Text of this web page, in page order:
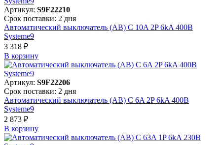
Артикул: S9F22210
Срок поставки: 2 дня
Автоматический выключатель (АВ) C 10A 2P 6kA 400В
Systeme9
3 318 ₽
В корзинy
Артикул: S9F22206
Срок поставки: 2 дня
Автоматический выключатель (АВ) C 6A 2P 6kA 400В
Systeme9
2 873 ₽
В корзинy